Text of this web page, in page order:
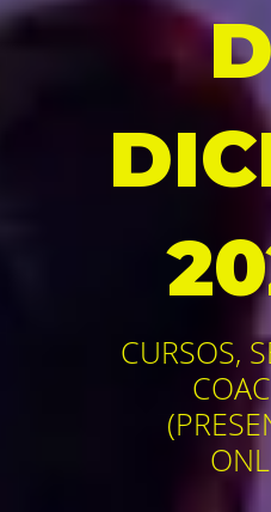
CURSOS,